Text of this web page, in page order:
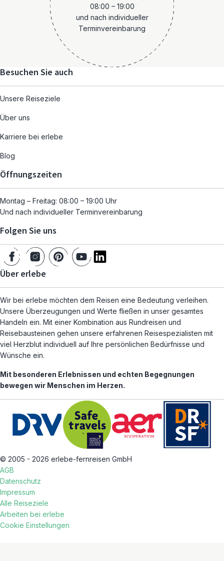
08:00 – 19:00
und nach individueller
Terminvereinbarung
Besuchen Sie auch
Unsere Reiseziele
Über uns
Karriere bei erlebe
Blog
Öffnungszeiten
Montag – Freitag: 08:00 – 19:00 Uhr
Und nach individueller Terminvereinbarung
Folgen Sie uns
Über erlebe
Wir bei erlebe möchten dem Reisen eine Bedeutung verleihen.
Unsere Überzeugungen und Werte fließen in unser gesamtes
Handeln ein. Mit einer Kombination aus Rundreisen und
Reisebausteinen gehen unsere erfahrenen Reisespezialisten mit
viel Herzblut individuell auf Ihre persönlichen Bedürfnisse und
Wünsche ein.
Mit besonderen Erlebnissen und echten Begegnungen
bewegen wir Menschen im Herzen.
© 2005 - 2026 erlebe-fernreisen GmbH
AGB
Datenschutz
Impressum
Alle Reiseziele
Arbeiten bei erlebe
Cookie Einstellungen